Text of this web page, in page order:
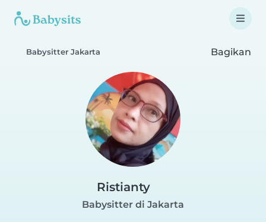
Babysitter Jakarta Bagikan
Ristianty
Babysitter di Jakarta